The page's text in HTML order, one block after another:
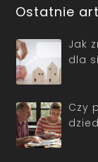
Ostatnie
Jak
dla
Czy